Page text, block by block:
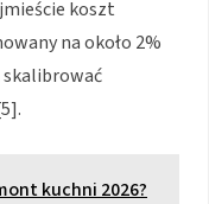
koszt
na około 2%
kuchni 2026?